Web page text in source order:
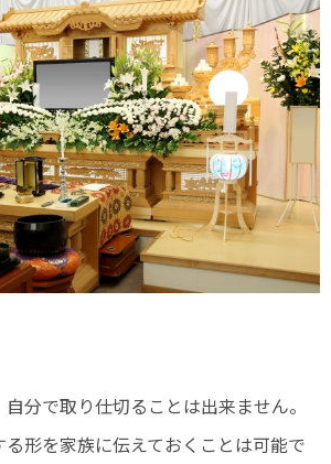
分で取り仕切ることは出来ません。
形を家族に伝えておくことは可能で